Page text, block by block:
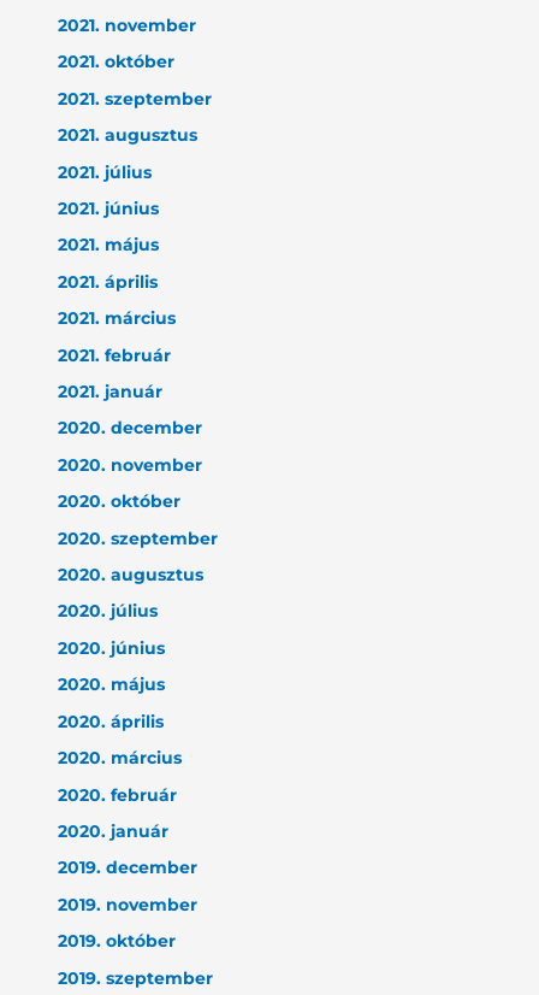
2021. november
2021. október
2021. szeptember
2021. augusztus
2021. július
2021. június
2021. május
2021. április
2021. március
2021. február
2021. január
2020. december
2020. november
2020. október
2020. szeptember
2020. augusztus
2020. július
2020. június
2020. május
2020. április
2020. március
2020. február
2020. január
2019. december
2019. november
2019. október
2019. szeptember